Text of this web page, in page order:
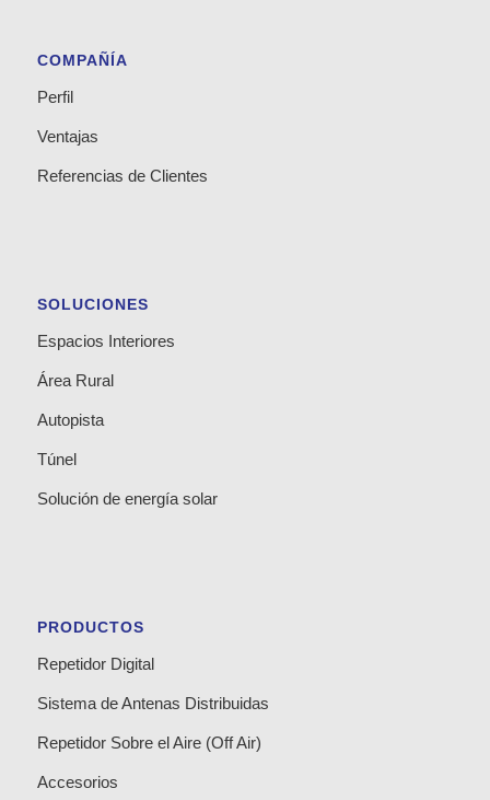
COMPAÑÍA
Perfil
Ventajas
Referencias de Clientes
SOLUCIONES
Espacios Interiores
Área Rural
Autopista
Túnel
Solución de energía solar
PRODUCTOS
Repetidor Digital
Sistema de Antenas Distribuidas
Repetidor Sobre el Aire (Off Air)
Accesorios